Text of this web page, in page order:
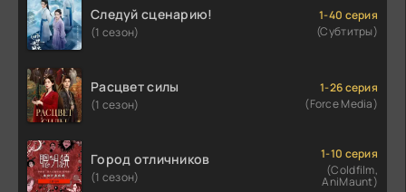
Следуй сценарию!
(1 сезон)
1-40 серия
(Субтитры)
Расцвет силы
(1 сезон)
1-26 серия
(Force Media)
Город отличников
(1 сезон)
1-10 серия
(Coldfilm,
AniMaunt)